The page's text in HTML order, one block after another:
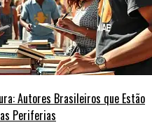
Autores Brasileiros que Estão
Periferias